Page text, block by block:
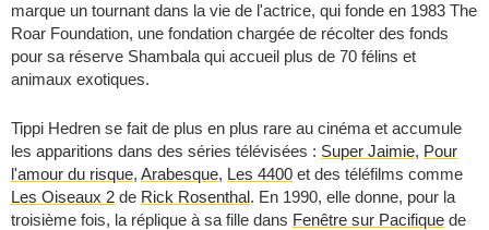
marque un tournant dans la vie de l'actrice, qui fonde en 1983 The
Roar Foundation, une fondation chargée de récolter des fonds
pour sa réserve Shambala qui accueil plus de 70 félins et
animaux exotiques.
Tippi Hedren se fait de plus en plus rare au cinéma et accumule
les apparitions dans des séries télévisées : Super Jaimie, Pour
l'amour du risque, Arabesque, Les 4400 et des téléfilms comme
Les Oiseaux 2 de Rick Rosenthal. En 1990, elle donne, pour la
troisième fois, la réplique à sa fille dans Fenêtre sur Pacifique de